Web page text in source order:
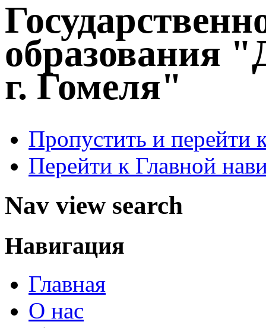
образования
г. Гомеля"
Пропустить и перейти
Перейти к Главной
Nav view search
Навигация
Главная
О нас